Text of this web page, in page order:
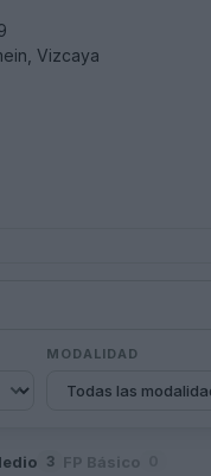
Vizcaya
MODALIDAD
3 FP Básico